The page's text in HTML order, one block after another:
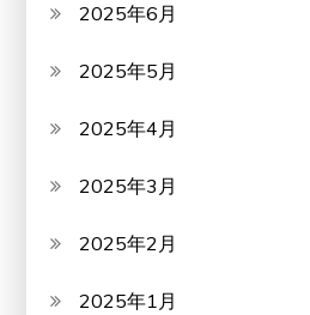
2025年6月
2025年5月
2025年4月
2025年3月
2025年2月
2025年1月